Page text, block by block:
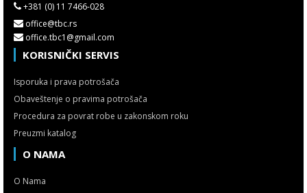
+381 (0) 11 7466-028
office@tbc.rs
office.tbc1@gmail.com
KORISNIČKI SERVIS
Isporuka i prava potrošača
Obaveštenje o pravima potrošača
Procedura za povrat robe u zakonskom roku
Preuzmi katalog
O NAMA
O Nama